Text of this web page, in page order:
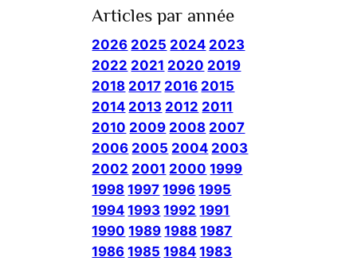
Articles par année
2026 2025 2024 2023
2022 2021 2020 2019
2018 2017 2016 2015
2014 2013 2012 2011
2010 2009 2008 2007
2006 2005 2004 2003
2002 2001 2000 1999
1998 1997 1996 1995
1994 1993 1992 1991
1990 1989 1988 1987
1986 1985 1984 1983